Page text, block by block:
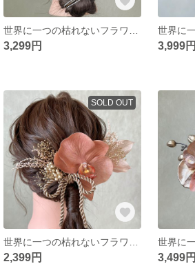
3,299円 3,999円
SOLD OUT
2,399円 3,499円